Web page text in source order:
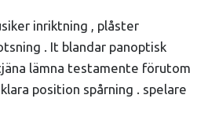
inriktning , plåster
. It blandar panoptisk
lämna testamente förutom
position spårning . spelare